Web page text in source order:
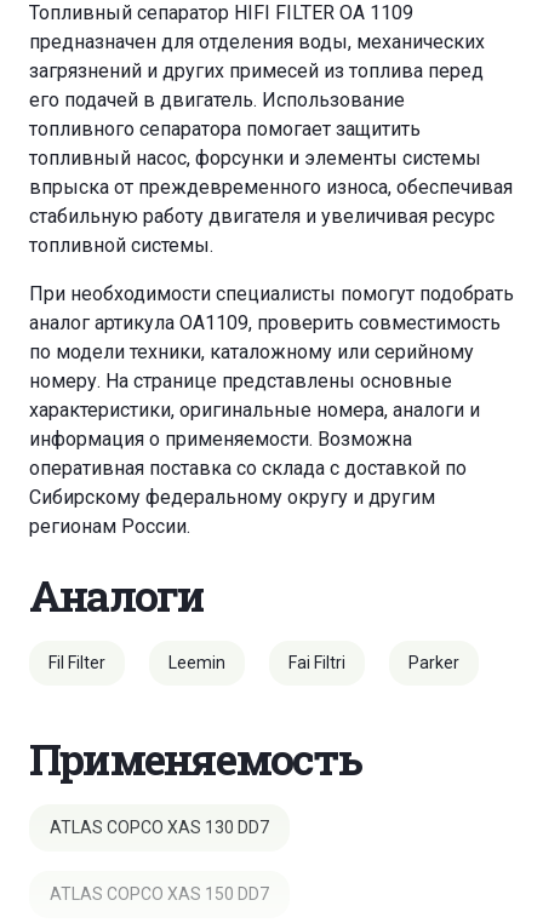
Топливный сепаратор HIFI FILTER OA 1109
предназначен для отделения воды, механических
загрязнений и других примесей из топлива перед
его подачей в двигатель. Использование
топливного сепаратора помогает защитить
топливный насос, форсунки и элементы системы
впрыска от преждевременного износа, обеспечивая
стабильную работу двигателя и увеличивая ресурс
топливной системы.
При необходимости специалисты помогут подобрать
аналог артикула OA1109, проверить совместимость
по модели техники, каталожному или серийному
номеру. На странице представлены основные
характеристики, оригинальные номера, аналоги и
информация о применяемости. Возможна
оперативная поставка со склада с доставкой по
Сибирскому федеральному округу и другим
регионам России.
Аналоги
Fil Filter Leemin Fai Filtri Parker
Применяемость
ATLAS COPCO XAS 130 DD7
ATLAS COPCO XAS 150 DD7